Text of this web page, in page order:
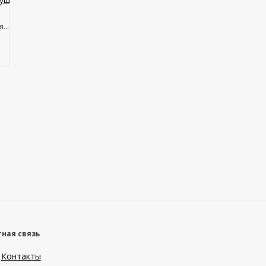
связь
Контакты